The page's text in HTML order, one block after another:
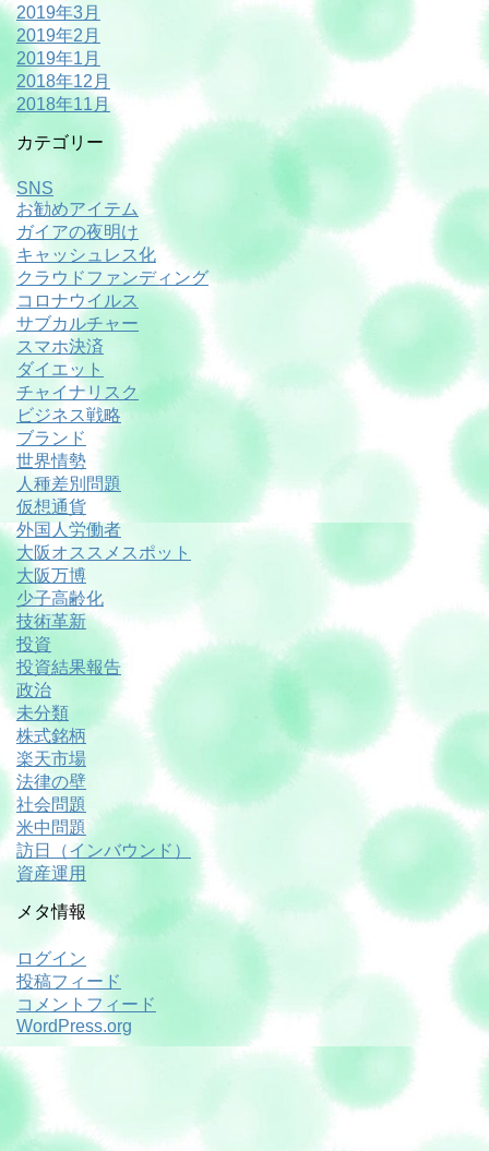
2019年3月
2019年2月
2019年1月
2018年12月
2018年11月
カテゴリー
SNS
お勧めアイテム
ガイアの夜明け
キャッシュレス化
クラウドファンディング
コロナウイルス
サブカルチャー
スマホ決済
ダイエット
チャイナリスク
ビジネス戦略
ブランド
世界情勢
人種差別問題
仮想通貨
外国人労働者
大阪オススメスポット
大阪万博
少子高齢化
技術革新
投資
投資結果報告
政治
未分類
株式銘柄
楽天市場
法律の壁
社会問題
米中問題
訪日（インバウンド）
資産運用
メタ情報
ログイン
投稿フィード
コメントフィード
WordPress.org